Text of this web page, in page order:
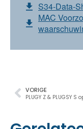
S34-Data-
MAC
VORIGE